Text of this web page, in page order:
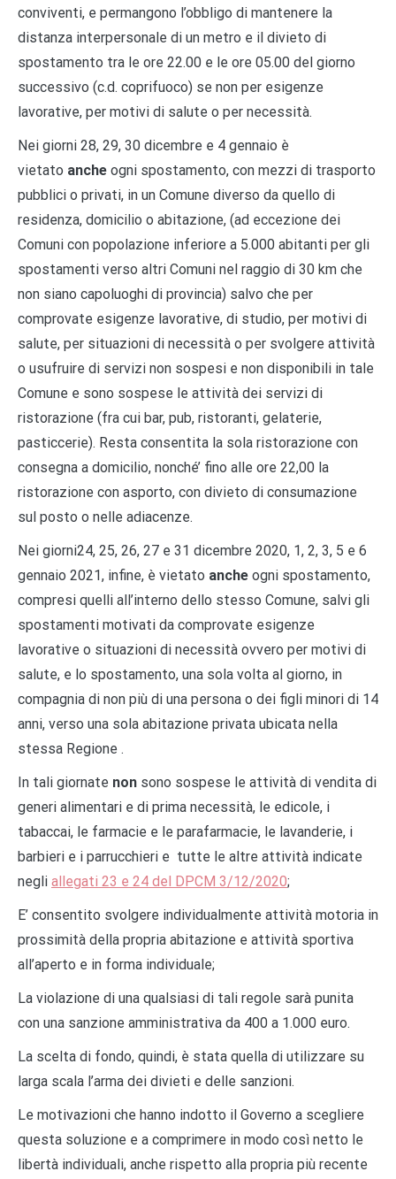
conviventi, e permangono l’obbligo di mantenere la
distanza interpersonale di un metro e il divieto di
spostamento tra le ore 22.00 e le ore 05.00 del giorno
successivo (c.d. coprifuoco) se non per esigenze
lavorative, per motivi di salute o per necessità.
Nei giorni 28, 29, 30 dicembre e 4 gennaio è
vietato anche ogni spostamento, con mezzi di trasporto
pubblici o privati, in un Comune diverso da quello di
residenza, domicilio o abitazione, (ad eccezione dei
Comuni con popolazione inferiore a 5.000 abitanti per gli
spostamenti verso altri Comuni nel raggio di 30 km che
non siano capoluoghi di provincia) salvo che per
comprovate esigenze lavorative, di studio, per motivi di
salute, per situazioni di necessità o per svolgere attività
o usufruire di servizi non sospesi e non disponibili in tale
Comune e sono sospese le attività dei servizi di
ristorazione (fra cui bar, pub, ristoranti, gelaterie,
pasticcerie). Resta consentita la sola ristorazione con
consegna a domicilio, nonché’ fino alle ore 22,00 la
ristorazione con asporto, con divieto di consumazione
sul posto o nelle adiacenze.
Nei giorni24, 25, 26, 27 e 31 dicembre 2020, 1, 2, 3, 5 e 6
gennaio 2021, infine, è vietato anche ogni spostamento,
compresi quelli all’interno dello stesso Comune, salvi gli
spostamenti motivati da comprovate esigenze
lavorative o situazioni di necessità ovvero per motivi di
salute, e lo spostamento, una sola volta al giorno, in
compagnia di non più di una persona o dei figli minori di 14
anni, verso una sola abitazione privata ubicata nella
stessa Regione .
In tali giornate non sono sospese le attività di vendita di
generi alimentari e di prima necessità, le edicole, i
tabaccai, le farmacie e le parafarmacie, le lavanderie, i
barbieri e i parrucchieri e tutte le altre attività indicate
negli allegati 23 e 24 del DPCM 3/12/2020;
E’ consentito svolgere individualmente attività motoria in
prossimità della propria abitazione e attività sportiva
all’aperto e in forma individuale;
La violazione di una qualsiasi di tali regole sarà punita
con una sanzione amministrativa da 400 a 1.000 euro.
La scelta di fondo, quindi, è stata quella di utilizzare su
larga scala l’arma dei divieti e delle sanzioni.
Le motivazioni che hanno indotto il Governo a scegliere
questa soluzione e a comprimere in modo così netto le
libertà individuali, anche rispetto alla propria più recente